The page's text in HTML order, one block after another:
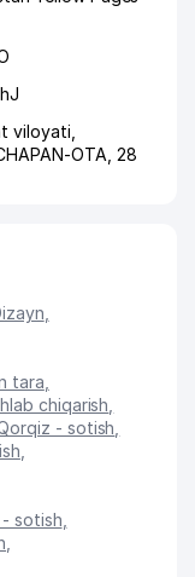
viloyati
OTA , 28
tara
chiqarish
- sotish
- sotish